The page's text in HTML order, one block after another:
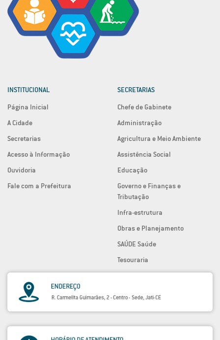
INSTITUCIONAL
Página Inicial
A Cidade
Secretarias
Acesso à Informação
Ouvidoria
Fale com a Prefeitura
SECRETARIAS
Chefe de Gabinete
Administração
Agricultura e Meio Ambiente
Assistência Social
Educação
Governo e Finanças e
Tributação
Infra-estrutura
Obras e Planejamento
SAÚDE Saúde
Tesouraria